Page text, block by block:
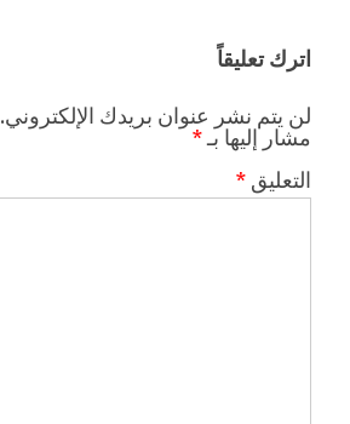
اترك تعليقاً
لن يتم نشر عنوان بريدك الإلكتروني.
مشار إليها بـ *
التعليق *